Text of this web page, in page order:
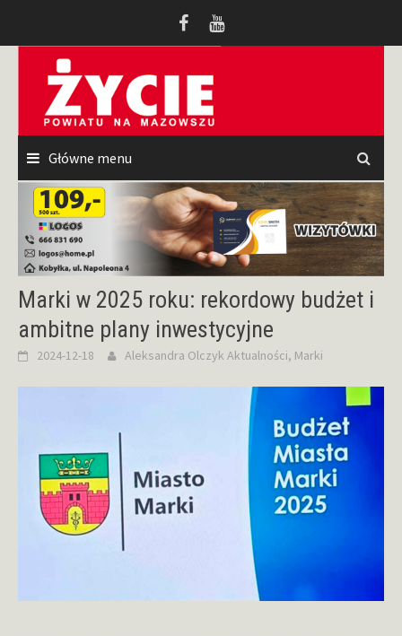
Główne menu
Marki w 2025 roku: rekordowy budżet i
ambitne plany inwestycyjne
2024-12-18 Aleksandra Olczyk Aktualności, Marki